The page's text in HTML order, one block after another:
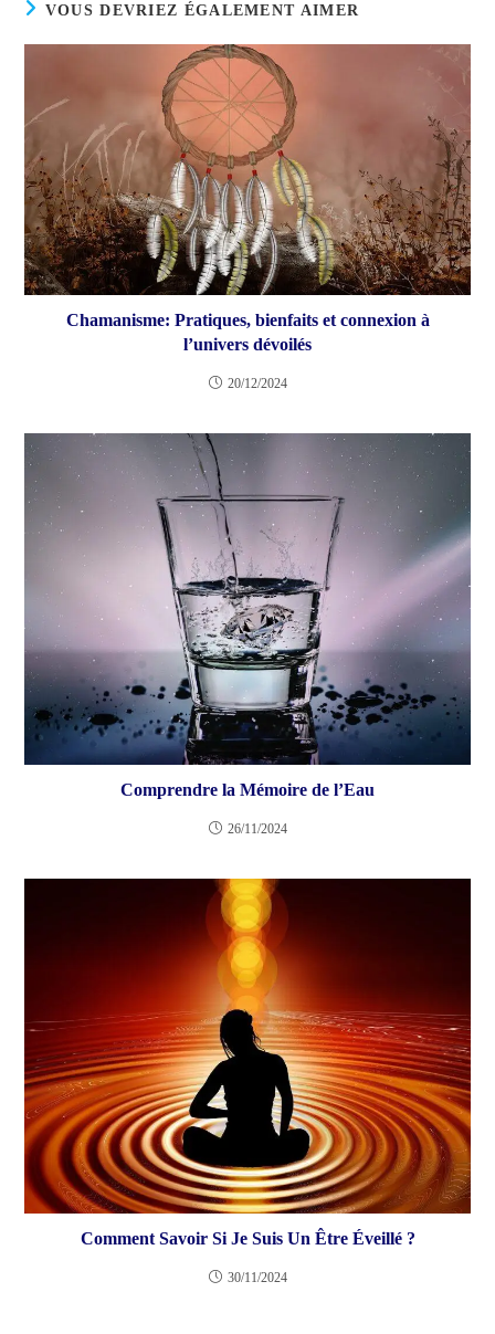
VOUS DEVRIEZ ÉGALEMENT AIMER
Chamanisme: Pratiques, bienfaits et connexion à
l’univers dévoilés
20/12/2024
Comprendre la Mémoire de l’Eau
26/11/2024
Comment Savoir Si Je Suis Un Être Éveillé ?
30/11/2024